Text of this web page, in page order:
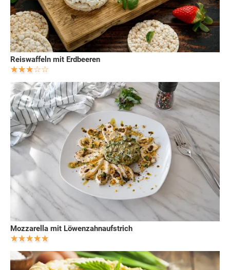
Reiswaffeln mit Erdbeeren
Mozzarella mit Löwenzahnaufstrich